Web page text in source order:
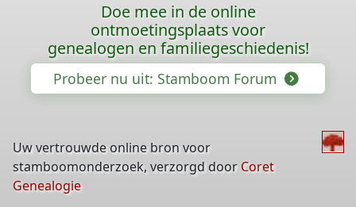
Doe mee in de online
ontmoetingsplaats voor
genealogen en familiegeschiedenis!
Probeer nu uit: Stamboom Forum
Uw vertrouwde online bron voor
stamboomonderzoek, verzorgd door Coret
Genealogie